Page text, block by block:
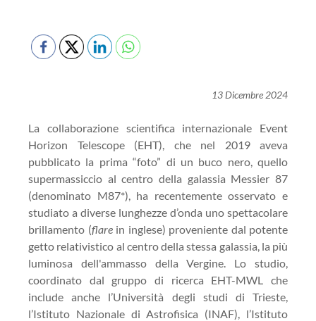
13 Dicembre 2024
La collaborazione scientifica internazionale Event
Horizon Telescope (EHT), che nel 2019 aveva
pubblicato la prima “foto” di un buco nero, quello
supermassiccio al centro della galassia Messier 87
(denominato M87*), ha recentemente osservato e
studiato a diverse lunghezze d’onda uno spettacolare
brillamento (flarein inglese) proveniente dal potente
getto relativistico al centro della stessa galassia, la più
luminosa dell'ammasso della Vergine. Lo studio,
coordinato dal gruppo di ricerca EHT-MWL che
include anche l’Università degli studi di Trieste,
l’Istituto Nazionale di Astrofisica (INAF), l’Istituto